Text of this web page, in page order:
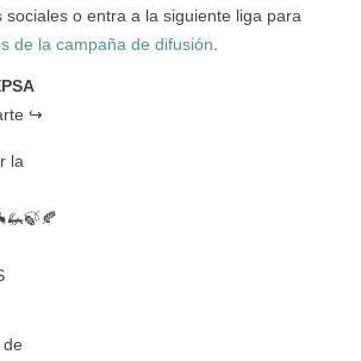
sociales o entra a la siguiente liga para
de la campaña de difusión
↪️
la